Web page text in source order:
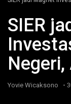
SIER
Yovie Wicaksono -